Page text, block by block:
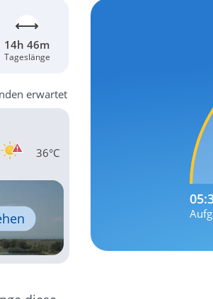
14h 46m
Tageslänge
erwartet
36°C